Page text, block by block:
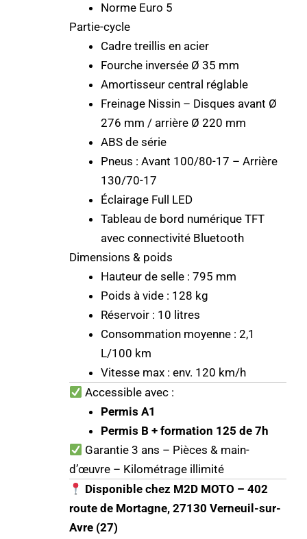
Norme Euro 5
Partie-cycle
Cadre treillis en acier
Fourche inversée Ø 35 mm
Amortisseur central réglable
Freinage Nissin – Disques avant Ø
276 mm / arrière Ø 220 mm
ABS de série
Pneus : Avant 100/80-17 – Arrière
130/70-17
Éclairage Full LED
Tableau de bord numérique TFT
avec connectivité Bluetooth
Dimensions & poids
Hauteur de selle : 795 mm
Poids à vide : 128 kg
Réservoir : 10 litres
Consommation moyenne : 2,1
L/100 km
Vitesse max : env. 120 km/h
Accessible avec :
Permis A1
Permis B + formation 125 de 7h
Garantie 3 ans – Pièces & main-
d’œuvre – Kilométrage illimité
Disponible chez M2D MOTO – 402
route de Mortagne, 27130 Verneuil-sur-
Avre (27)